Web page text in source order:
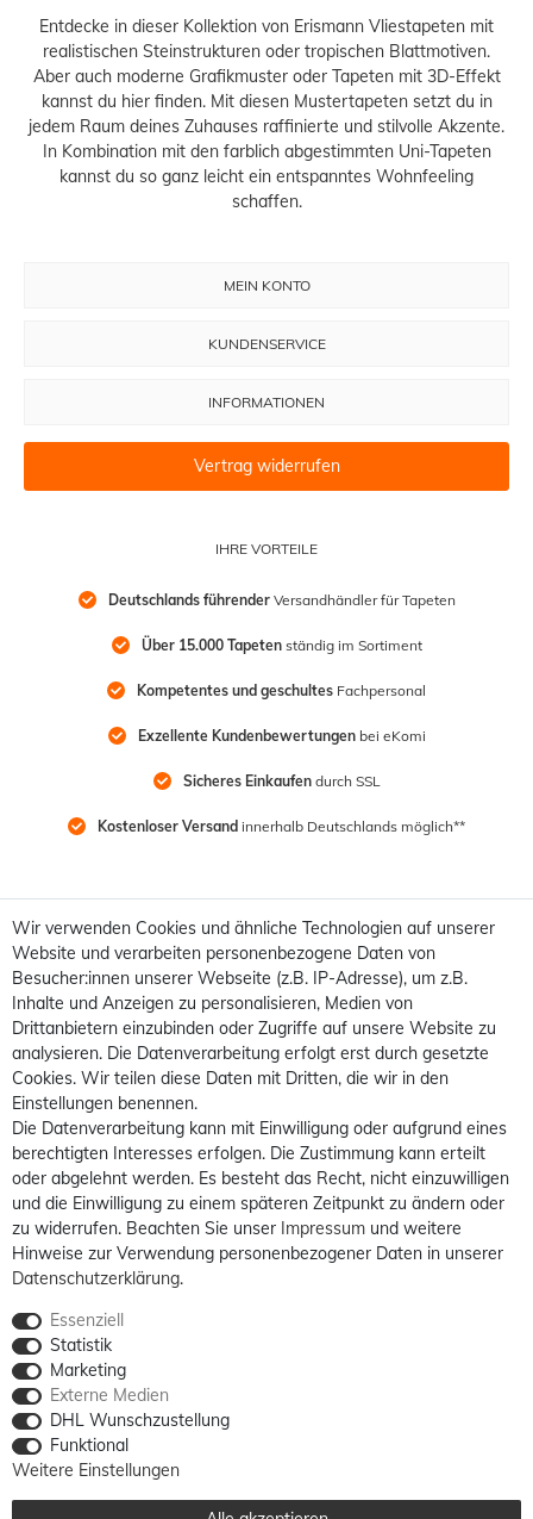
Entdecke in dieser Kollektion von Erismann Vliestapeten mit
realistischen Steinstrukturen oder tropischen Blattmotiven.
Aber auch moderne Grafikmuster oder Tapeten mit 3D-Effekt
kannst du hier finden. Mit diesen Mustertapeten setzt du in
jedem Raum deines Zuhauses raffinierte und stilvolle Akzente.
In Kombination mit den farblich abgestimmten Uni-Tapeten
kannst du so ganz leicht ein entspanntes Wohnfeeling
schaffen.
IHRE VORTEILE
Deutschlands führender Versandhändler für Tapeten
Über 15.000 Tapeten ständig im Sortiment
Kompetentes und geschultes Fachpersonal
Exzellente Kundenbewertungen bei eKomi
Sicheres Einkaufen durch SSL
Kostenloser Versand innerhalb Deutschlands möglich**
MEIN KONTO
KUNDENSERVICE
INFORMATIONEN
Vertrag widerrufen
Wir verwenden Cookies und ähnliche Technologien auf unserer
Website und verarbeiten personenbezogene Daten von
Besucher:innen unserer Webseite (z.B. IP-Adresse), um z.B.
Inhalte und Anzeigen zu personalisieren, Medien von
Drittanbietern einzubinden oder Zugriffe auf unsere Website zu
analysieren. Die Datenverarbeitung erfolgt erst durch gesetzte
Cookies. Wir teilen diese Daten mit Dritten, die wir in den
Einstellungen benennen.
Die Datenverarbeitung kann mit Einwilligung oder aufgrund eines
berechtigten Interesses erfolgen. Die Zustimmung kann erteilt
oder abgelehnt werden. Es besteht das Recht, nicht einzuwilligen
und die Einwilligung zu einem späteren Zeitpunkt zu ändern oder
zu widerrufen. Beachten Sie unser Impressum und weitere
Hinweise zur Verwendung personenbezogener Daten in unserer
Daten­schutz­erklärung.
Essenziell
Statistik
Marketing
Externe Medien
DHL Wunschzustellung
Funktional
Weitere Einstellungen